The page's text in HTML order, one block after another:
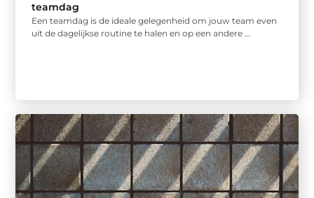
teamdag
Een teamdag is de ideale gelegenheid om jouw team even
uit de dagelijkse routine te halen en op een andere ...